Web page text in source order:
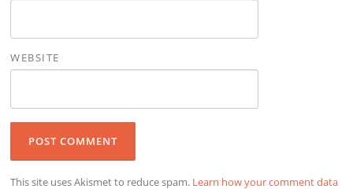
WEBSITE
This site uses Akismet to reduce spam. Learn how your comment data